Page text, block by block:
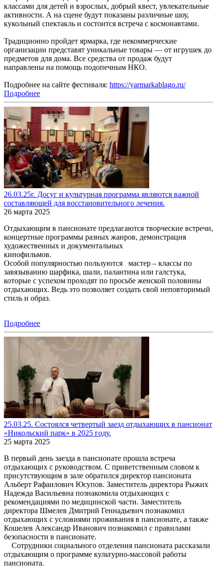
классами для детей и взрослых, добрый квест, увлекательные
активности. А на сцене будут показаны различные шоу,
кукольный спектакль и состоится встреча с космонавтами.
Традиционно пройдет ярмарка, где некоммерческие
организации представят уникальные товары — от игрушек до
предметов для дома. Все средства от продаж будут
направлены на помощь подопечным НКО.
Подробнее на сайте фестиваля: https://yarmarkablago.ru/
Подробнее
26.03.25г. Досуг и культурная программа являются важной
составляющей для восстановительного лечения.
26 марта 2025
Отдыхающим в пансионате предлагаются творческие встречи,
концертные программы разных жанров, демонстрация
художественных и документальных
кинофильмов.
Особой популярностью пользуются мастер – классы по
завязыванию шарфика, шали, палантина или галстука,
которые с успехом проходят по просьбе женской половины
отдыхающих. Ведь это позволяет создать свой неповторимый
стиль и образ.
Подробнее
25.03.25. Состоялся четвертый заезд отдыхающих в пансионат
«Никольский парк» в 2025 году.
25 марта 2025
В первый день заезда в пансионате прошла встреча
отдыхающих с руководством. С приветственным словом к
присутствующим в зале обратился директор пансионата
Альберт Рафаилович Юсупов. Заместитель директора Рыжих
Надежда Васильевна познакомила отдыхающих с
рекомендациями по медицинской части. Заместитель
директора Шмелев Дмитрий Геннадьевич познакомил
отдыхающих с условиями проживания в пансионате, а также
Кошелев Александр Иванович познакомил с правилами
безопасности в пансионате.
Сотрудники социального отделения пансионата рассказали
отдыхающим о программе культурно-массовой работы
пансионата.